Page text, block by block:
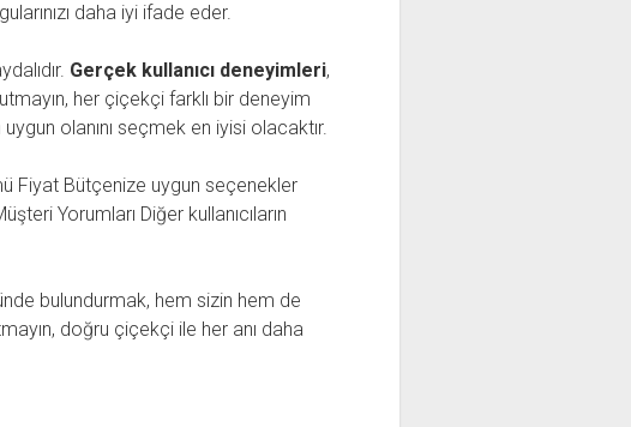
daha iyi ifade eder.
Gerçek kullanıcı deneyimleri,
her çiçekçi farklı bir deneyim
olanını seçmek en iyisi olacaktır.
Fiyat Bütçenize uygun seçenekler
Yorumları Diğer kullanıcıların
bulundurmak, hem sizin hem de
doğru çiçekçi ile her anı daha